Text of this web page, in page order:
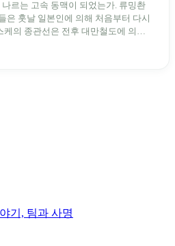
르는 고속 동맥이 되었는가. 류밍촨
은 훗날 일본인에 의해 처음부터 다시
케의 종관선은 전후 대만철도에 의해
마다 앞선 세대의 기록을 주석으로 밀
에 이르러서야 원주민 지명이 다시 철
기, 팀과 사명